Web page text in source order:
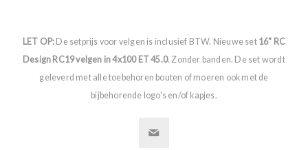
LET OP: De setprijs voor velgen is inclusief BTW. Nieuwe set 16" RC
Design RC19 velgen in 4x100 ET 45.0. Zonder banden. De set wordt
geleverd met alle toebehoren bouten of moeren ook met de
bijbehorende logo's en/of kapjes.